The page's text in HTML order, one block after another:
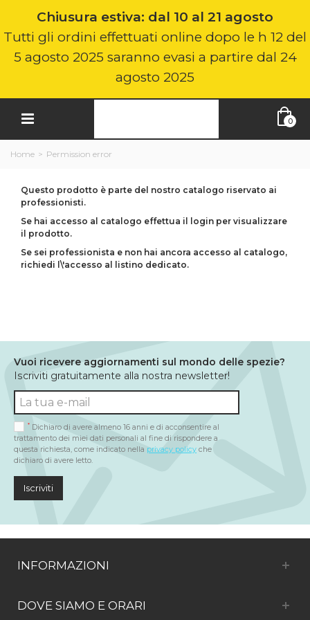
Chiusura estiva: dal 10 al 21 agosto
Tutti gli ordini effettuati online dopo le h 12 del
5 agosto 2025 saranno evasi a partire dal 24
agosto 2025
0
Home > Permission error
Questo prodotto è parte del nostro catalogo riservato ai
professionisti.
Se hai accesso al catalogo effettua il login per visualizzare
il prodotto.
Se sei professionista e non hai ancora accesso al catalogo,
richiedi l\'accesso al listino dedicato.
Vuoi ricevere aggiornamenti sul mondo delle spezie?
Iscriviti gratuitamente alla nostra newsletter!
* Dichiaro di avere almeno 16 anni e di acconsentire al
trattamento dei miei dati personali al fine di rispondere a
questa richiesta, come indicato nella privacy policy che
dichiaro di avere letto.
Iscriviti
INFORMAZIONI
DOVE SIAMO E ORARI